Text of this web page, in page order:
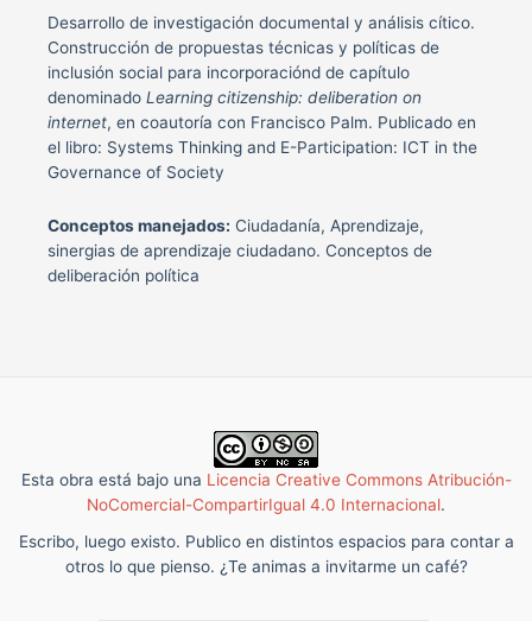
Desarrollo de investigación documental y análisis cítico.
Construcción de propuestas técnicas y políticas de
inclusión social para incorporaciónd de capítulo
denominado Learning citizenship: deliberation on
internet, en coautoría con Francisco Palm. Publicado en
el libro: Systems Thinking and E-Participation: ICT in the
Governance of Society
Conceptos manejados: Ciudadanía, Aprendizaje,
sinergias de aprendizaje ciudadano. Conceptos de
deliberación política
Esta obra está bajo una Licencia Creative Commons Atribución-
NoComercial-CompartirIgual 4.0 Internacional.
Escribo, luego existo. Publico en distintos espacios para contar a
otros lo que pienso. ¿Te animas a invitarme un café?